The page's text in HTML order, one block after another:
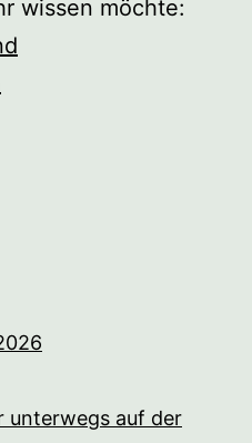
wissen möchte:
unterwegs auf der